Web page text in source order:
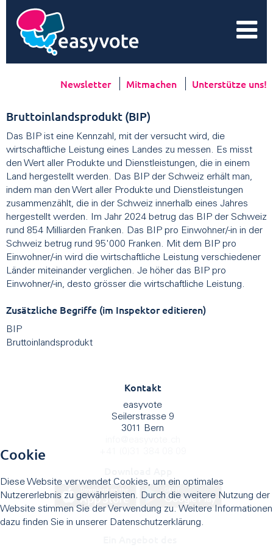
Newsletter Mitmachen Unterstütze uns!
Bruttoinlandsprodukt (BIP)
Das BIP ist eine Kennzahl, mit der versucht wird, die
wirtschaftliche Leistung eines Landes zu messen. Es misst
den Wert aller Produkte und Dienstleistungen, die in einem
Land hergestellt werden. Das BIP der Schweiz erhält man,
indem man den Wert aller Produkte und Dienstleistungen
zusammenzählt, die in der Schweiz innerhalb eines Jahres
hergestellt werden. Im Jahr 2024 betrug das BIP der Schweiz
rund 854 Milliarden Franken. Das BIP pro Einwohner/-in in der
Schweiz betrug rund 95'000 Franken. Mit dem BIP pro
Einwohner/-in wird die wirtschaftliche Leistung verschiedener
Länder miteinander verglichen. Je höher das BIP pro
Einwohner/-in, desto grösser die wirtschaftliche Leistung.
Zusätzliche Begriffe (im Inspektor editieren)
BIP
Bruttoinlandsprodukt
Kontakt
easyvote
Seilerstrasse 9
3011 Bern
Cookie
Diese Website verwendet Cookies, um ein optimales
Nutzererlebnis zu gewährleisten. Durch die weitere Nutzung der
Website stimmen Sie der Verwendung zu. Weitere Informationen
dazu finden Sie in unserer Datenschutzerklärung.